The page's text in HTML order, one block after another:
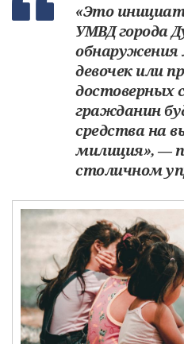
«Это
УМВД города
девочек или
достоверных
гражданин
средства на
милиция», —
столичном